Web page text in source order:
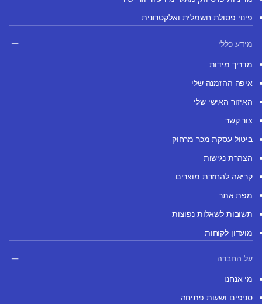
פינוי פסולת חשמלית ואלקטרונית
מידע כללי
מדריך מידות
איפה ההזמנה שלי
האיזור האישי שלי
צור קשר
ביטול עסקת מכר מרחוק
הצהרת נגישות
קריאה להחזרת מוצרים
מפת אתר
תשובות לשאלות נפוצות
מועדון לקוחות
על החברה
מי אנחנו
סניפים ושעות פתיחה